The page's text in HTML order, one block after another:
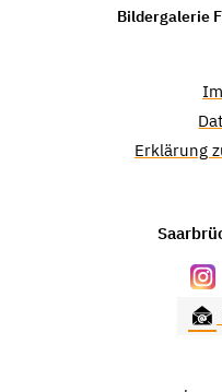
Bildergalerie
Erklärung